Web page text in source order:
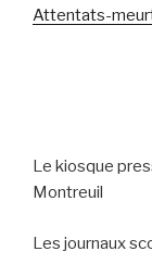
Attentats-
Le kiosque
Montreuil
Les journaux